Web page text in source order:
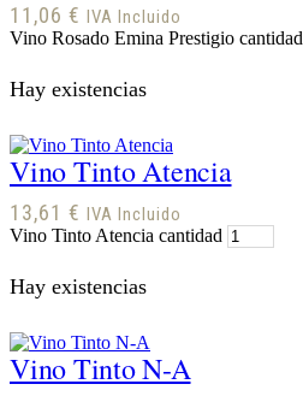
11,06 € IVA Incluido
Vino Rosado Emina Prestigio cantidad
Hay existencias
Vino Tinto Atencia
13,61 € IVA Incluido
Vino Tinto Atencia cantidad
Hay existencias
Vino Tinto N-A